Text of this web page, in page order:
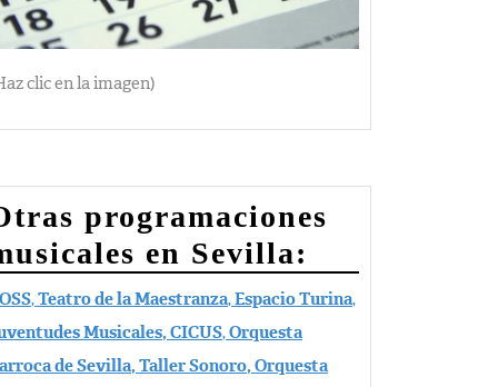
clic en la imagen)
programaciones
en Sevilla:
,Teatro de la Maestranza,Espacio Turina,
Musicales, CICUS,Orquesta
de Sevilla, Taller Sonoro, Orquesta